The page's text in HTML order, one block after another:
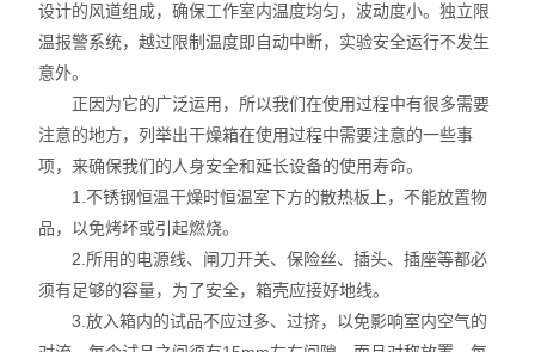
设计的风道组成，确保工作室内温度均匀，波动度小。独立限
温报警系统，越过限制温度即自动中断，实验安全运行不发生
意外。
正因为它的广泛运用，所以我们在使用过程中有很多需要
注意的地方，列举出干燥箱在使用过程中需要注意的一些事
项，来确保我们的人身安全和延长设备的使用寿命。
1.不锈钢恒温干燥时恒温室下方的散热板上，不能放置物
品，以免烤坏或引起燃烧。
2.所用的电源线、闸刀开关、保险丝、插头、插座等都必
须有足够的容量，为了安全，箱壳应接好地线。
3.放入箱内的试品不应过多、过挤，以免影响室内空气的